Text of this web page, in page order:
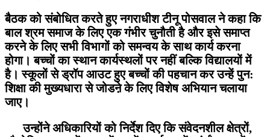
बैठक को संबोधित करते हुए नगराधीश टीनू पोसवाल ने कहा कि
बाल श्रम समाज के लिए एक गंभीर चुनौती है और इसे समाप्त
करने के लिए सभी विभागों को समन्वय के साथ कार्य करना
होगा। बच्चों का स्थान कार्यस्थलों पर नहीं बल्कि विद्यालयों में
है। स्कूलों से ड्रॉप आउट हुए बच्चों की पहचान कर उन्हें पुन:
शिक्षा की मुख्यधारा से जोडऩे के लिए विशेष अभियान चलाया
जाए।
उन्होंने अधिकारियों को निर्देश दिए कि संवेदनशील क्षेत्रों,